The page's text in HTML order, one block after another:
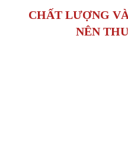
CHẤT LƯỢNG
NÊN